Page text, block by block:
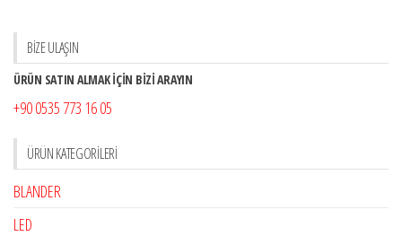
BİZE ULAŞIN
ÜRÜN SATIN ALMAK İÇİN BİZİ ARAYIN
+90 0535 773 16 05
ÜRÜN KATEGORILERI
BLANDER
LED